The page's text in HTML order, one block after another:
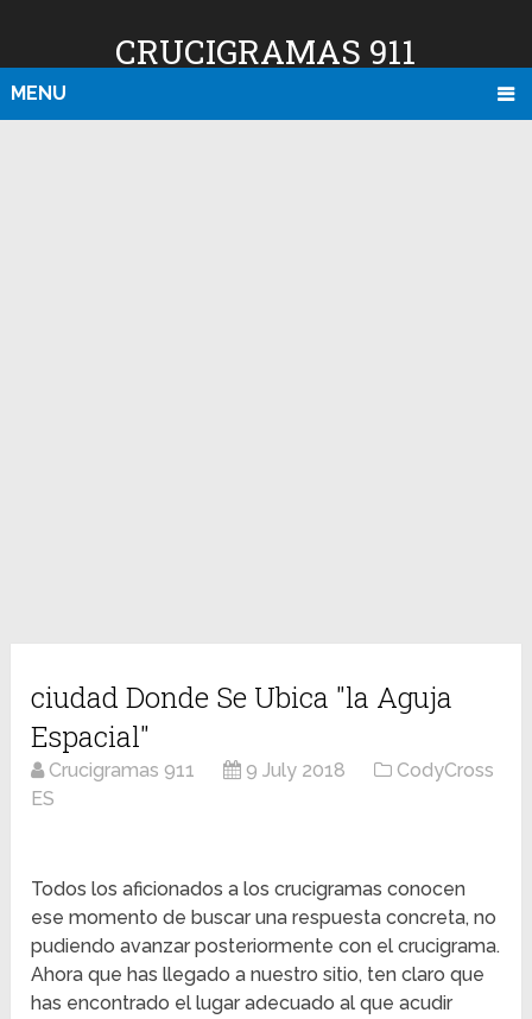
CRUCIGRAMAS 911
MENU
ciudad Donde Se Ubica "la Aguja
Espacial"
Crucigramas 911 9 July 2018
CodyCross
ES
Todos los aficionados a los crucigramas conocen
ese momento de buscar una respuesta concreta, no
pudiendo avanzar posteriormente con el crucigrama.
Ahora que has llegado a nuestro sitio, ten claro que
has encontrado el lugar adecuado al que acudir